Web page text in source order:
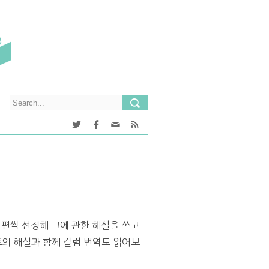
씩 선정해 그에 관한 해설을 쓰고
해설과 함께 칼럼 번역도 읽어보